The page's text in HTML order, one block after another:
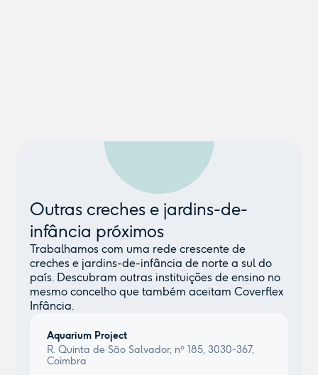
Outras creches e jardins-de-
infância próximos
Trabalhamos com uma rede crescente de
creches e jardins-de-infância de norte a sul do
país. Descubram outras instituições de ensino no
mesmo concelho que também aceitam Coverflex
Infância.
Aquarium Project
R. Quinta de São Salvador, nº 185, 3030-367,
Coimbra